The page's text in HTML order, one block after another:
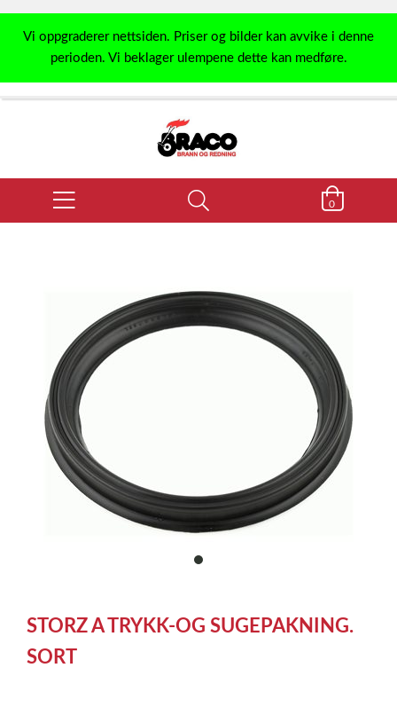
Vi oppgraderer nettsiden. Priser og bilder kan avvike i denne
perioden. Vi beklager ulempene dette kan medføre.
0
item
of
1
STORZ A TRYKK-OG SUGEPAKNING.
SORT